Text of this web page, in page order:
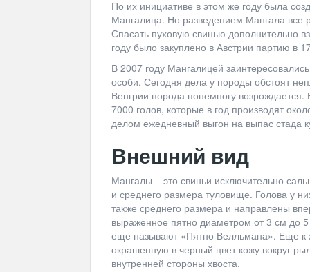
По их инициативе в этом же году была
Мангалица. Но разведением Мангала все
Спасать пуховую свинью дополнительно
году было закуплено в Австрии партию в
В 2007 году Мангалицей
особи. Сегодня дела у породы обстоят
Венгрии порода понемногу
7000 голов, которые в год производят
делом ежедневный выгон на выпас стада
Внешний вид
Мангалы – это свиньи исключительно
и среднего размера туловище. Голова у
также среднего размера и направлены
выраженное пятно диаметром от 3 см до
еще называют «Пятно Велльмана». Еще к
окрашенную в черный цвет кожу вокруг
внутренней стороны хвоста.